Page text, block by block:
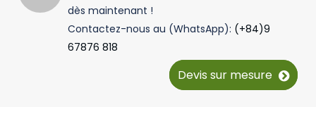
dès maintenant !
Contactez-nous au (WhatsApp): (+84)9
67876 818
Devis sur mesure